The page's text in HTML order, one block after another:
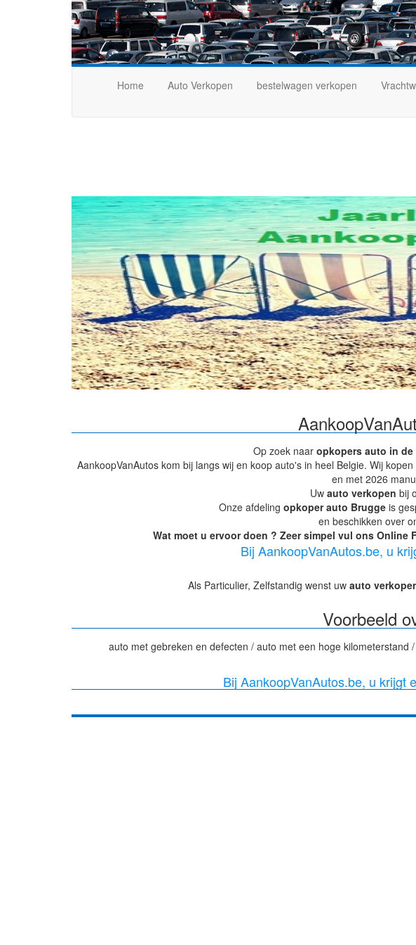
Home Auto Verkopen bestelwagen verkopen
Op zoek naar opkopers auto in
AankoopVanAutos kom bij langs wij en koop auto's in heel Belgie. Wij
en met 2026
Uw auto verkopen bij
Onze afdeling opkoper auto Brugge is
en beschikken over
Wat moet u ervoor doen ? Zeer simpel vul ons
Bij AankoopVanAutos.be, u
Als Particulier, Zelfstandig wenst uw auto
Voorbeeld
auto met gebreken en defecten / auto met een hoge
Bij AankoopVanAutos.be, u krijgt